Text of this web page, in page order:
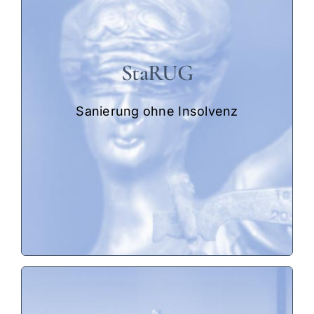
StaRUG
Sanierung ohne Insolvenz
Sanierung und
Insolvenzverfahren
Geräuschloses Verfahren zur
Restrukturierung der Passivseite
Weder gerichtliche Beteiligung
noch öffentliche
Bekanntmachungen zwingend
Gesamte Präsentation hier
per E-Mail anfordern
.
Prüfung der Tragfähigkeit des